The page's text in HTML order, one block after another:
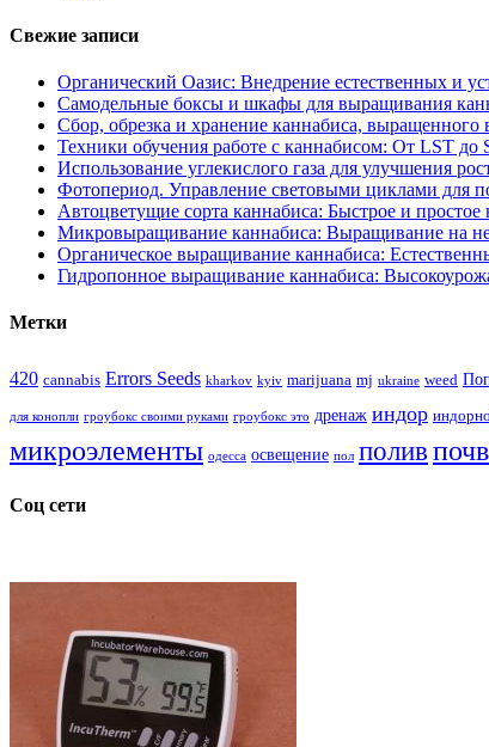
Свежие записи
Органический Оазис: Внедрение естественных и
Самодельные боксы и шкафы для выращивания
Сбор, обрезка и хранение каннабиса,
Техники обучения работе с каннабисом: От LST до
Использование углекислого газа для улучшения
Фотопериод. Управление световыми циклами для
Автоцветущие сорта каннабиса: Быстрое и
Микровыращивание каннабиса: Выращивание на
Органическое выращивание каннабиса:
Гидропонное выращивание каннабиса:
Метки
420 cannabis Errors Seeds kharkov kyiv marijuana mj ukraine weed
для конопли гроубокс своими руками гроубокс это дренаж индор
микроэлементы одесса освещение пол полив
Соц сети